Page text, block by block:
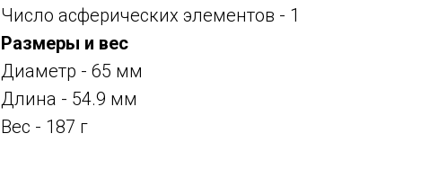
Число асферических элементов - 1
Размеры и вес
Диаметр - 65 мм
Длина - 54.9 мм
Вес - 187 г